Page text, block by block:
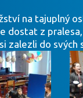
na tajuplný
dostat z
zalezli do